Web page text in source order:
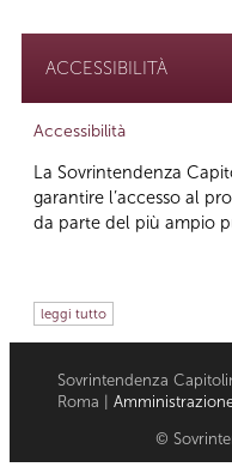
ACCESSIBILITÀ
Accessibilità
La Sovrintendenza
garantire l’accesso al
da parte del più ampio
leggi tutto
Sovrintendenza
Roma |
©